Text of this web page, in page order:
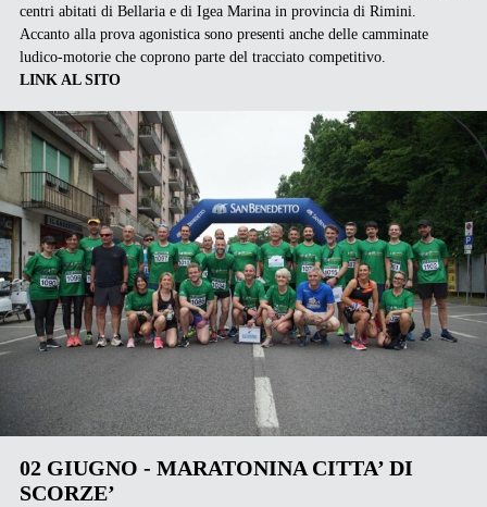
centri abitati di Bellaria e di Igea Marina in provincia di Rimini.
Accanto alla prova agonistica sono presenti anche delle camminate
ludico-motorie che coprono parte del tracciato competitivo.
LINK AL SITO
02 GIUGNO - MARATONINA CITTA’ DI
SCORZE’